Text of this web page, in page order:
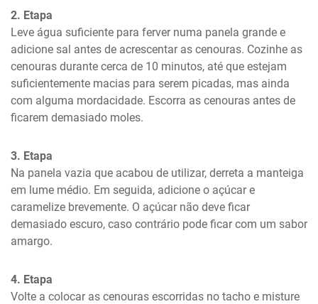
2. Etapa
Leve água suficiente para ferver numa panela grande e
adicione sal antes de acrescentar as cenouras. Cozinhe as
cenouras durante cerca de 10 minutos, até que estejam
suficientemente macias para serem picadas, mas ainda
com alguma mordacidade. Escorra as cenouras antes de
ficarem demasiado moles.
3. Etapa
Na panela vazia que acabou de utilizar, derreta a manteiga
em lume médio. Em seguida, adicione o açúcar e
caramelize brevemente. O açúcar não deve ficar
demasiado escuro, caso contrário pode ficar com um sabor
amargo.
4. Etapa
Volte a colocar as cenouras escorridas no tacho e misture